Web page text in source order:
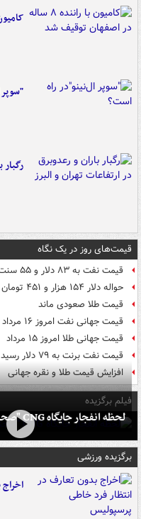
کامیون با
"سوپر
رگبار
قیمت‌های روز در یک نگاه
قیمت نفت به ۸۳ دلار و ۵۵ سنت در هر بشکه رسید
حواله دلار ۱۵۴ هزار و ۴۵۱ تومان شد
قیمت طلا صعودی ماند
قیمت جهانی نفت امروز ۱۶ مرداد
قیمت جهانی طلا امروز ۱۵ مرداد
قیمت نفت برنت به ۷۹ دلار رسید
افزایش قیمت طلا و نقره جهانی
فیلم برگزیده
لحظه انفجار جایگاه CNG "صحنه" در دوربین مداربسته
برگزیده ورزشی